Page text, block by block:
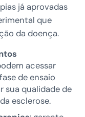
já aprovadas
que
da doença.
acessar
de ensaio
sua qualidade de
esclerose.